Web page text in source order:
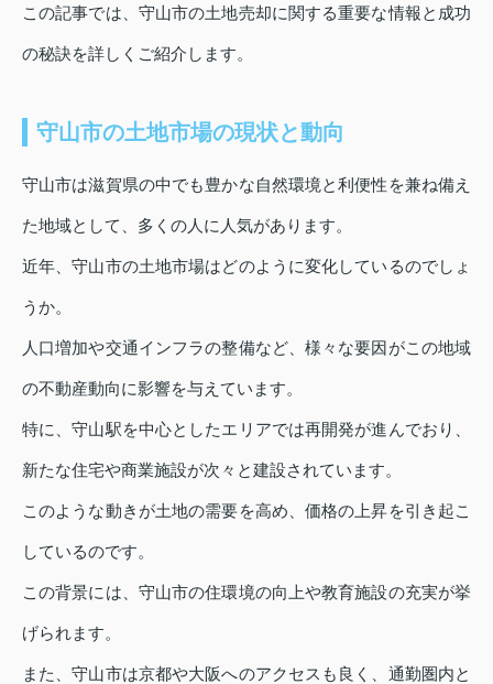
この記事では、守山市の土地売却に関する重要な情報と成功
の秘訣を詳しくご紹介します。
守山市の土地市場の現状と動向
守山市は滋賀県の中でも豊かな自然環境と利便性を兼ね備え
た地域として、多くの人に人気があります。
近年、守山市の土地市場はどのように変化しているのでしょ
うか。
人口増加や交通インフラの整備など、様々な要因がこの地域
の不動産動向に影響を与えています。
特に、守山駅を中心としたエリアでは再開発が進んでおり、
新たな住宅や商業施設が次々と建設されています。
このような動きが土地の需要を高め、価格の上昇を引き起こ
しているのです。
この背景には、守山市の住環境の向上や教育施設の充実が挙
げられます。
また、守山市は京都や大阪へのアクセスも良く、通勤圏内と